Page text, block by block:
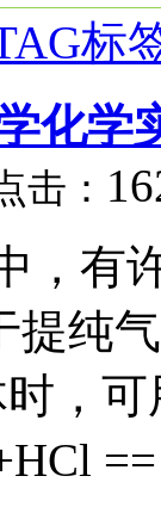
标
化学
击：
，有
提纯
，